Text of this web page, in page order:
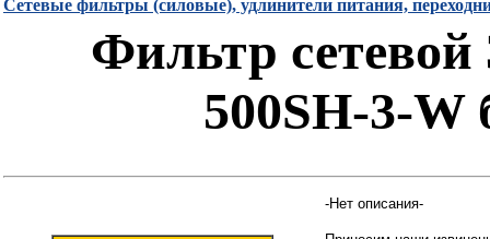
Сетевые фильтры (силовые), удлинители питания,
Фильтр сетевой
500SH-3-W
-Нет описания-